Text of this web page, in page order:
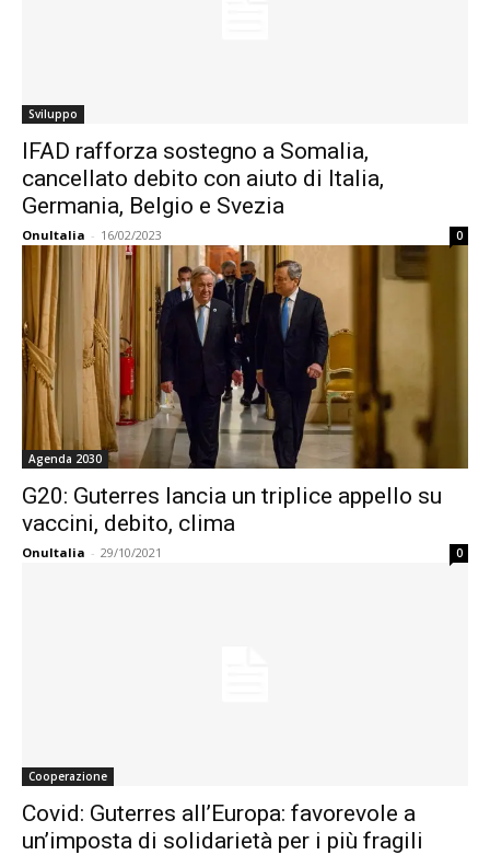
Sviluppo
IFAD rafforza sostegno a Somalia,
cancellato debito con aiuto di Italia,
Germania, Belgio e Svezia
OnuItalia - 16/02/2023 0
Agenda 2030
G20: Guterres lancia un triplice appello su
vaccini, debito, clima
OnuItalia - 29/10/2021 0
Cooperazione
Covid: Guterres all’Europa: favorevole a
un’imposta di solidarietà per i più fragili